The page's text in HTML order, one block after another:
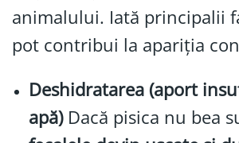
animalului. Iată principalii
pot contribui la apariția
Deshidratarea (aport
apă)Dacă pisica nu bea